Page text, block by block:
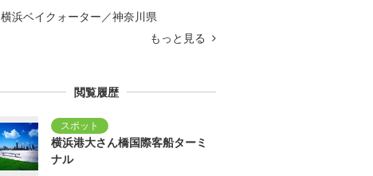
横浜ベイクォーター／神奈川県
もっと見る
閲覧履歴
横浜港大さん橋国際客船ターミ
ナル